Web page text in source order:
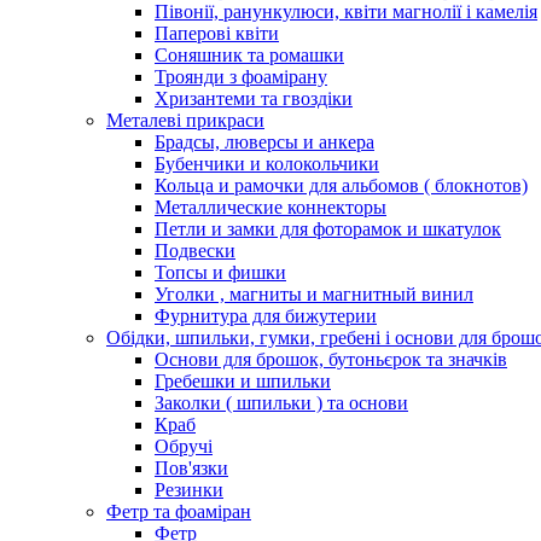
Півонії, ранункулюси, квіти магнолії і камелія
Паперові квіти
Соняшник та ромашки
Троянди з фоамірану
Хризантеми та гвоздіки
Металеві прикраси
Брадсы, люверсы и анкера
Бубенчики и колокольчики
Кольца и рамочки для альбомов ( блокнотов)
Металлические коннекторы
Петли и замки для фоторамок и шкатулок
Подвески
Топсы и фишки
Уголки , магниты и магнитный винил
Фурнитура для бижутерии
Обідки, шпильки, гумки, гребені і основи для
Основи для брошок, бутоньєрок та значків
Гребешки и шпильки
Заколки ( шпильки ) та основи
Краб
Обручі
Пов'язки
Резинки
Фетр та фоаміран
Фетр